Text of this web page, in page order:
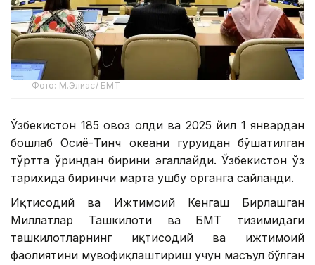
Фото: М.Элиас/ БМТ
Ўзбекистон 185 овоз олди ва 2025 йил 1 январдан
бошлаб Осиё-Тинч океани гуруҳидан бўшатилган
тўртта ўриндан бирини эгаллайди. Ўзбекистон ўз
тарихида биринчи марта ушбу органга сайланди.
Иқтисодий ва Ижтимоий Кенгаш Бирлашган
Миллатлар Ташкилоти ва БМТ тизимидаги
ташкилотларнинг иқтисодий ва ижтимоий
фаолиятини мувофиқлаштириш учун масъул бўлган